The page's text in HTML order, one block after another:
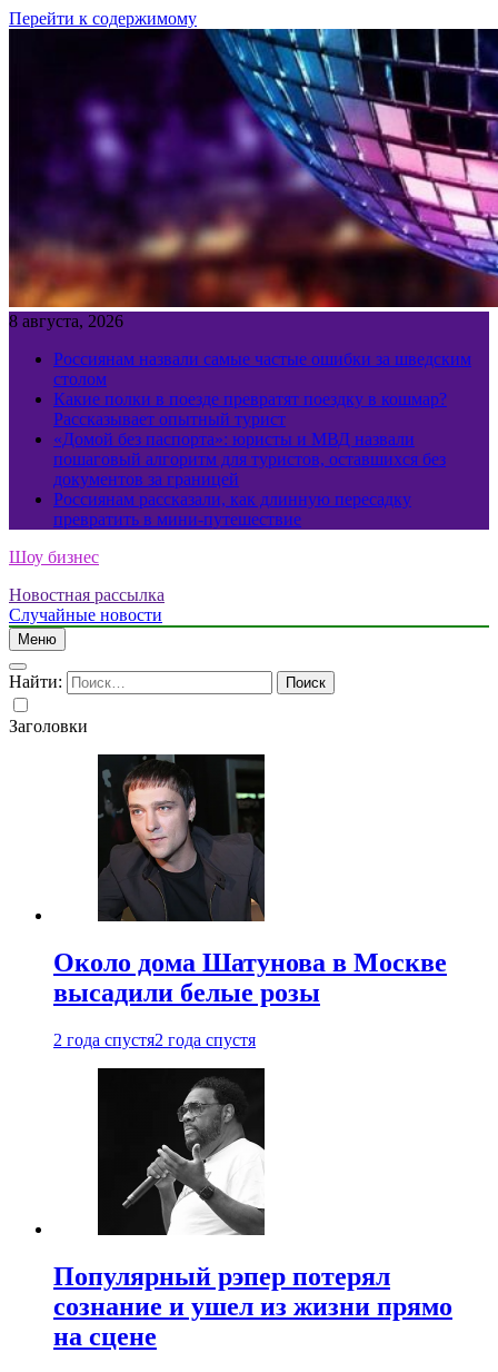
Перейти к содержимому
8 августа, 2026
Россиянам назвали самые частые ошибки за шведским
столом
Какие полки в поезде превратят поездку в кошмар?
Рассказывает опытный турист
«Домой без паспорта»: юристы и МВД назвали
пошаговый алгоритм для туристов, оставшихся без
документов за границей
Россиянам рассказали, как длинную пересадку
превратить в мини-путешествие
Шоу бизнес
Новостная рассылка
Случайные новости
Меню
Найти:
Заголовки
Около дома Шатунова в Москве
высадили белые розы
2 года спустя2 года спустя
Популярный рэпер потерял
сознание и ушел из жизни прямо
на сцене